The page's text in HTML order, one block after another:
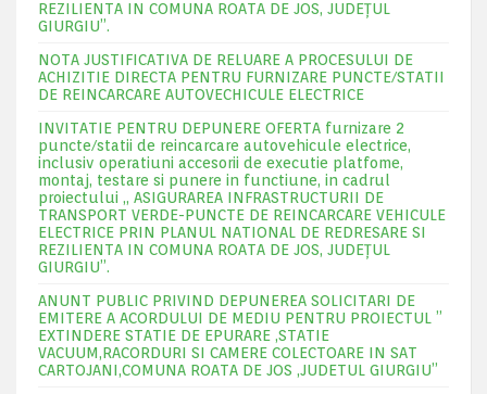
REZILIENTA IN COMUNA ROATA DE JOS, JUDEŢUL
GIURGIU”.
NOTA JUSTIFICATIVA DE RELUARE A PROCESULUI DE
ACHIZITIE DIRECTA PENTRU FURNIZARE PUNCTE/STATII
DE REINCARCARE AUTOVECHICULE ELECTRICE
INVITATIE PENTRU DEPUNERE OFERTA furnizare 2
puncte/statii de reincarcare autovehicule electrice,
inclusiv operatiuni accesorii de executie platfome,
montaj, testare si punere in functiune, in cadrul
proiectului „ ASIGURAREA INFRASTRUCTURII DE
TRANSPORT VERDE-PUNCTE DE REINCARCARE VEHICULE
ELECTRICE PRIN PLANUL NATIONAL DE REDRESARE SI
REZILIENTA IN COMUNA ROATA DE JOS, JUDEŢUL
GIURGIU”.
ANUNT PUBLIC PRIVIND DEPUNEREA SOLICITARI DE
EMITERE A ACORDULUI DE MEDIU PENTRU PROIECTUL ”
EXTINDERE STATIE DE EPURARE ,STATIE
VACUUM,RACORDURI SI CAMERE COLECTOARE IN SAT
CARTOJANI,COMUNA ROATA DE JOS ,JUDETUL GIURGIU”